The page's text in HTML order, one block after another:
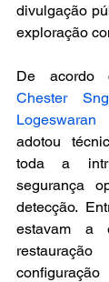
divulgação
exploração
Chester
Logeswaran
adotou
toda a
segurança
detecção.
estavam a